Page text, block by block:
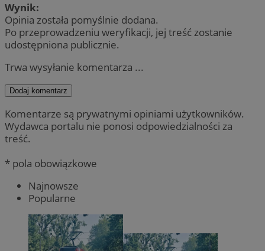
Wynik:
Opinia została pomyślnie dodana.
Po przeprowadzeniu weryfikacji, jej treść zostanie
udostępniona publicznie.
Trwa wysyłanie komentarza ...
Dodaj komentarz
Komentarze są prywatnymi opiniami użytkowników.
Wydawca portalu nie ponosi odpowiedzialności za
treść.
* pola obowiązkowe
Najnowsze
Popularne